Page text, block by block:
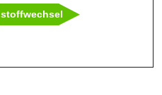
stoffwechsel